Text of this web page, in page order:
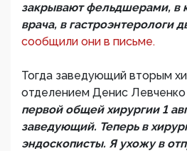
закрывают фельдшерами, в
врача, в гастроэнтерологи
сообщили они в письме.
Тогда заведующий вторым
отделением Денис
первой общей хирургии 1
заведующий. Теперь в
эндоскописты. Я ухожу в